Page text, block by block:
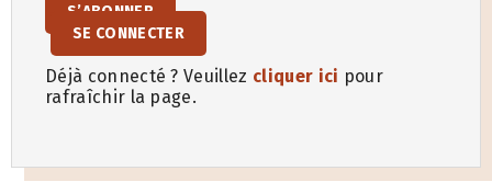
S’ABONNER
SE CONNECTER
Déjà connecté ? Veuillez cliquer ici pour
rafraîchir la page.